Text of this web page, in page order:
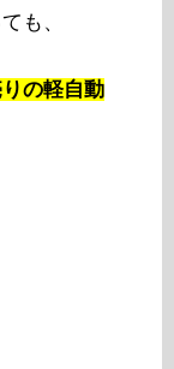
も、
の軽自動